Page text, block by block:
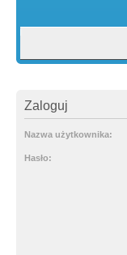
Zaloguj
Nazwa użytkownika:
Hasło: